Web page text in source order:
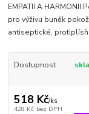
EMPATII A
pro výživu buněk
antiseptické,
Dostupnost
518 Kč/ks
428 Kč bez DPH